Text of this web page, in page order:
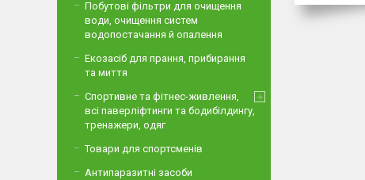
Побутові фільтри для очищення
води, очищення систем
водопостачання й опалення
Екозасіб для прання, прибирання
та миття
Спортивне та фітнес-живлення,
всі паверліфтинги та бодибілдингу,
тренажери, одяг
Товари для спортсменів
Антипаразитні засоби